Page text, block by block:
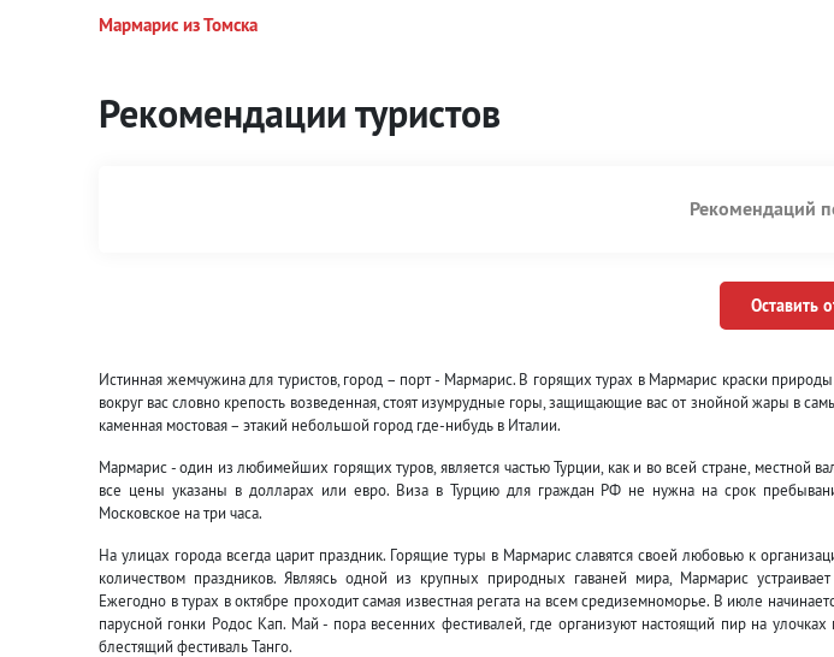
Мармарис из Томска
Рекомендации туристов
Рекомендаций
Оставить
Истинная жемчужина для туристов, город – порт - Мармарис. В горящих турах в Мармарис краски
вокруг вас словно крепость возведенная, стоят изумрудные горы, защищающие вас от знойной жары в
каменная мостовая – этакий небольшой город где-нибудь в Италии.
Мармарис - один из любимейших горящих туров, является частью Турции, как и во всей стране, местной
все цены указаны в долларах или евро. Виза в Турцию для граждан РФ не нужна на срок
Московское на три часа.
На улицах города всегда царит праздник. Горящие туры в Мармарис славятся своей любовью к
количеством праздников. Являясь одной из крупных природных гаваней мира, Мармарис
Ежегодно в турах в октябре проходит самая известная регата на всем средиземноморье. В июле
парусной гонки Родос Кап. Май - пора весенних фестивалей, где организуют настоящий пир на улочках
блестящий фестиваль Танго.